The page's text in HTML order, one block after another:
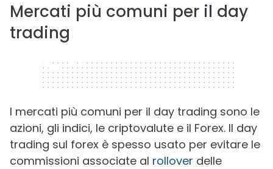
Mercati più comuni per il day
trading
320 x 50
I mercati più comuni per il day trading sono le
azioni, gli indici, le criptovalute e il Forex. Il day
trading sul forex è spesso usato per evitare le
commissioni associate al rollover delle